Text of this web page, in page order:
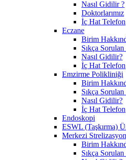
Nasıl Gidilir ?
Doktorlarımız
İç Hat Telefon
Eczane
Birim
Sıkça
Nasıl Gidilir?
İç Hat Telefon
Emzirme Polikliniği
Birim
Sıkça
Nasıl Gidilir?
İç Hat Telefon
Endoskopi
ESWL (Taşkırma)
Merkezi Strelizasyon
Birim
Sıkça